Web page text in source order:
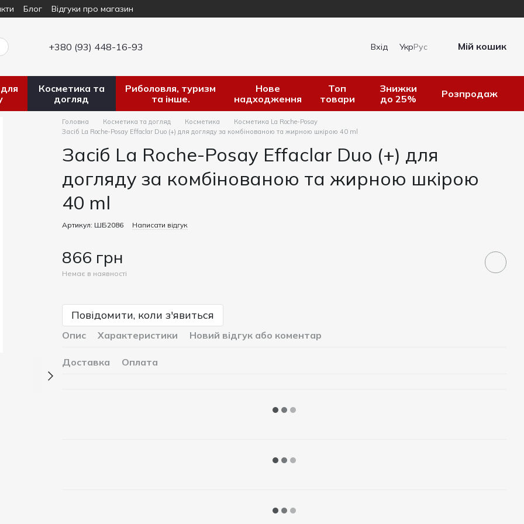
Блог Відгуки про магазин
+380 (93) 448-16-93 Вхід УкрРус Мій кошик
Косметика та
догляд
Риболовля, туризм
та інше.
Нове
надходження
Топ
товари
Знижки
до 25%
Розпродаж
Головна Косметика та догляд Косметика
Косметика La Roche-Posay
Засіб La Roche-Posay Effaclar Duo (+) для догляду за комбінованою та жирною шкірою 40 ml
Засіб La Roche-Posay Effaclar Duo (+) для
догляду за комбінованою та жирною шкірою
40 ml
Артикул: ШБ2086 Написати відгук
866 грн
Немає в наявності
Повідомити, коли з'явиться
Опис Характеристики Новий відгук або коментар
Доставка Оплата